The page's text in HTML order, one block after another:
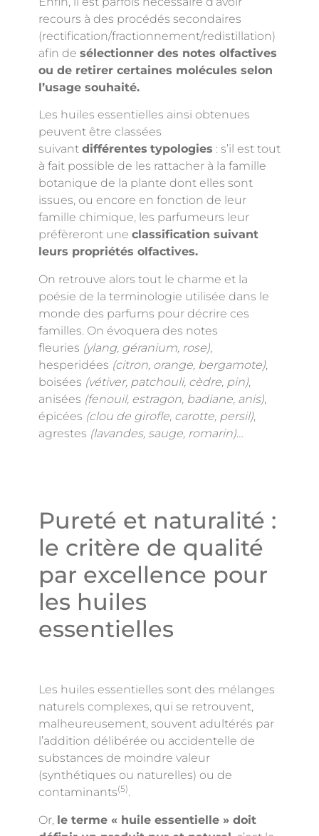
recours à des procédés secondaires
(rectification/fractionnement/redistillation)
afin de sélectionner des notes olfactives
ou de retirer certaines molécules selon
l’usage souhaité.
Les huiles essentielles ainsi obtenues
peuvent être classées
suivant différentes typologies : s’il est tout
à fait possible de les rattacher à la famille
botanique de la plante dont elles sont
issues, ou encore en fonction de leur
famille chimique, les parfumeurs leur
préfèreront une classification suivant
leurs propriétés olfactives.
On retrouve alors tout le charme et la
poésie de la terminologie utilisée dans le
monde des parfums pour décrire ces
familles. On évoquera des notes
fleuries (ylang, géranium, rose),
hesperidées (citron, orange, bergamote),
boisées (vétiver, patchouli, cèdre, pin),
anisées (fenouil, estragon, badiane, anis),
épicées (clou de girofle, carotte, persil),
agrestes (lavandes, sauge, romarin)…
Pureté et naturalité :
le critère de qualité
par excellence pour
les huiles
essentielles
Les huiles essentielles sont des mélanges
naturels complexes, qui se retrouvent,
malheureusement, souvent adultérés par
l’addition délibérée ou accidentelle de
substances de moindre valeur
(synthétiques ou naturelles) ou de
contaminants(5).
Or, le terme « huile essentielle » doit